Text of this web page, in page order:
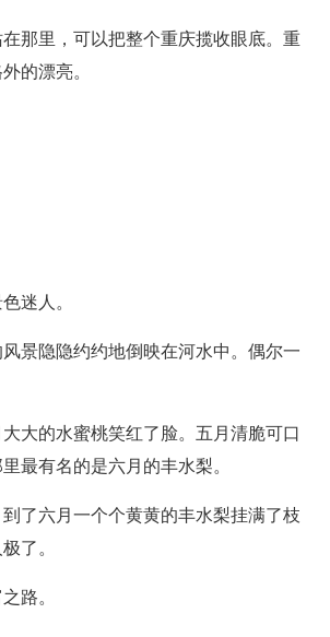
那里，可以把整个重庆揽收眼底。重
的漂亮。
迷人。
景隐隐约约地倒映在河水中。偶尔一
大的水蜜桃笑红了脸。五月清脆可口
最有名的是六月的丰水梨。
了六月一个个黄黄的丰水梨挂满了枝
了。
路。